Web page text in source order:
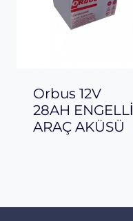
Orbus 12V
28AH ENGELLİ
ARAÇ AKÜSÜ